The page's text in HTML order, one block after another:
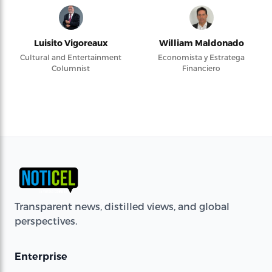
Luisito Vigoreaux
Cultural and Entertainment
Columnist
William Maldonado
Economista y Estratega
Financiero
Transparent news, distilled views, and global
perspectives.
Enterprise